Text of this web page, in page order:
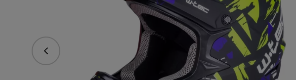
vorhergehend